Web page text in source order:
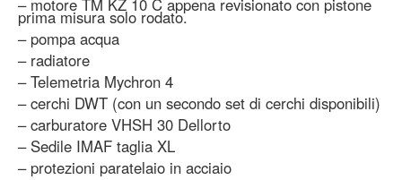
– motore TM KZ 10 C appena revisionato con pistone
prima misura solo rodato.
– pompa acqua
– radiatore
– Telemetria Mychron 4
– cerchi DWT (con un secondo set di cerchi disponibili)
– carburatore VHSH 30 Dellorto
– Sedile IMAF taglia XL
– protezioni paratelaio in acciaio